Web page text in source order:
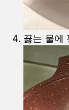
끓는 물에